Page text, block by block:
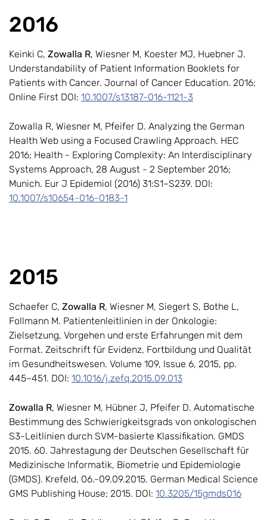
2016
Keinki C, Zowalla R, Wiesner M, Koester MJ, Huebner J.
Understandability of Patient Information Booklets for
Patients with Cancer. Journal of Cancer Education. 2016;
Online First DOI: 10.1007/s13187-016-1121-3
Zowalla R, Wiesner M, Pfeifer D. Analyzing the German
Health Web using a Focused Crawling Approach. HEC
2016; Health - Exploring Complexity: An Interdisciplinary
Systems Approach, 28 August - 2 September 2016;
Munich. Eur J Epidemiol (2016) 31:S1–S239. DOI:
10.1007/s10654-016-0183-1
2015
Schaefer C, Zowalla R, Wiesner M, Siegert S, Bothe L,
Follmann M. Patientenleitlinien in der Onkologie:
Zielsetzung, Vorgehen und erste Erfahrungen mit dem
Format. Zeitschrift für Evidenz, Fortbildung und Qualität
im Gesundheitswesen. Volume 109, Issue 6, 2015, pp.
445–451. DOI: 10.1016/j.zefq.2015.09.013
Zowalla R, Wiesner M, Hübner J, Pfeifer D. Automatische
Bestimmung des Schwierigkeitsgrads von onkologischen
S3-Leitlinien durch SVM-basierte Klassifikation. GMDS
2015. 60. Jahrestagung der Deutschen Gesellschaft für
Medizinische Informatik, Biometrie und Epidemiologie
(GMDS). Krefeld, 06.-09.09.2015. German Medical Science
GMS Publishing House; 2015. DOI: 10.3205/15gmds016